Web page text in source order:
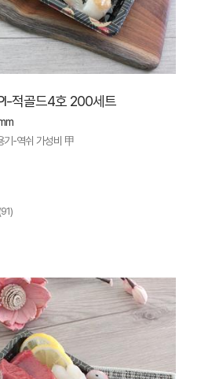
적골드4호 200세트
기-역쉬 가성비 甲
(91)